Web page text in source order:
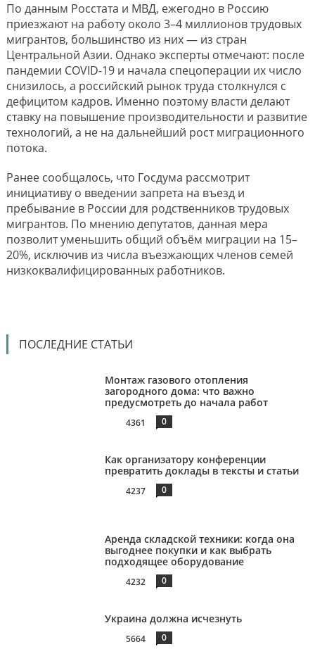
По данным Росстата и МВД, ежегодно в Россию
приезжают на работу около 3–4 миллионов трудовых
мигрантов, большинство из них — из стран
Центральной Азии. Однако эксперты отмечают: после
пандемии COVID-19 и начала спецоперации их число
снизилось, а российский рынок труда столкнулся с
дефицитом кадров. Именно поэтому власти делают
ставку на повышение производительности и развитие
технологий, а не на дальнейший рост миграционного
потока.
Ранее сообщалось, что Госдума рассмотрит
инициативу о введении запрета на въезд и
пребывание в России для родственников трудовых
мигрантов. По мнению депутатов, данная мера
позволит уменьшить общий объём миграции на 15–
20%, исключив из числа въезжающих членов семей
низкоквалифицированных работников.
ПОСЛЕДНИЕ СТАТЬИ
Монтаж газового отопления
загородного дома: что важно
предусмотреть до начала работ
4361 0
Как организатору конференции
превратить доклады в тексты и статьи
4237 0
Аренда складской техники: когда она
выгоднее покупки и как выбрать
подходящее оборудование
4232 0
Украина должна исчезнуть
5664 0